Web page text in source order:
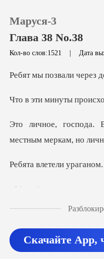
Пополнить
История чтения
Выйти
Маруся-3
Глава 38 No.38
Кол-во слов:1521 | Дата
вали через д
минуты п
м
летели у
Ма
др подн
Скачайте App,